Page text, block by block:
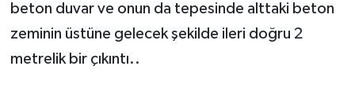
beton duvar ve onun da tepesinde alttaki beton
zeminin üstüne gelecek şekilde ileri doğru 2
metrelik bir çıkıntı..